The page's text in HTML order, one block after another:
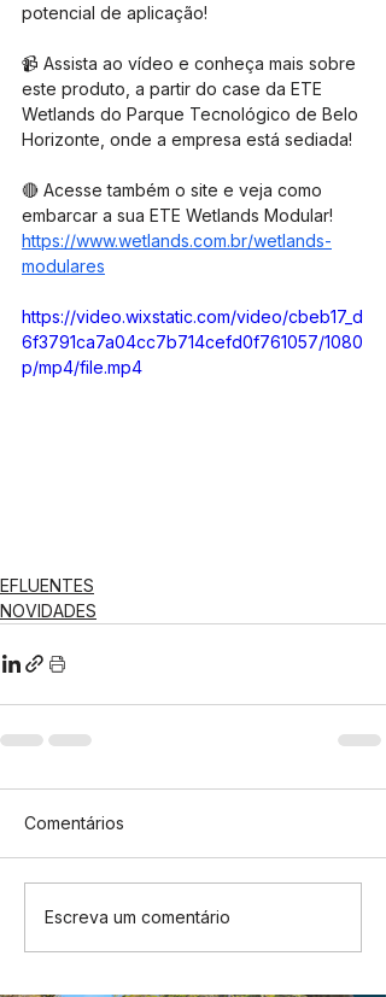
potencial de aplicação!
📹 Assista ao vídeo e conheça mais sobre
este produto, a partir do case da ETE
Wetlands do Parque Tecnológico de Belo
Horizonte, onde a empresa está sediada!
🔴 Acesse também o site e veja como
embarcar a sua ETE Wetlands Modular!
https://www.wetlands.com.br/wetlands-
modulares
https://video.wixstatic.com/video/cbeb17_d
6f3791ca7a04cc7b714cefd0f761057/1080
p/mp4/file.mp4
EFLUENTES
NOVIDADES
Comentários
Escreva um comentário